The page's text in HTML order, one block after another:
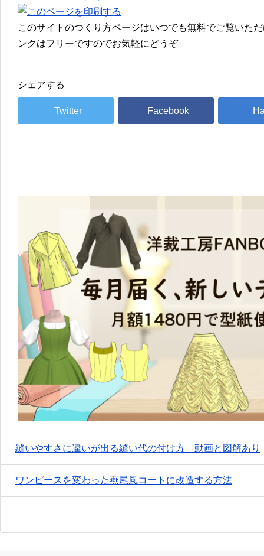
このサイトのつくり方ページはいつでも無料でご覧いた
ンクはフリーですのでお気軽にどうぞ
シェアする
縫いやすさに違いが出る縫い代の付け方 動画と図解あり
ワンピースを変わった燕尾風コートに改造する方法